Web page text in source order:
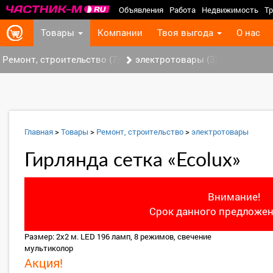
Объявления Работа Недвижимость
Товары Компании Твоя выгода О нас
Ремонт, строительство (7) электротовары (3)
Главная>Товары > Ремонт, строительство>электротовары
Гирлянда сетка «Ecolux»
Внимание!
Срок данного
Размер: 2х2 м. LED 196 ламп, 8 режимов, свечение
мультиколор
Акция!